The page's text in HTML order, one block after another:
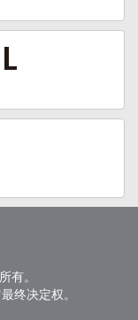
有。
终决定权。